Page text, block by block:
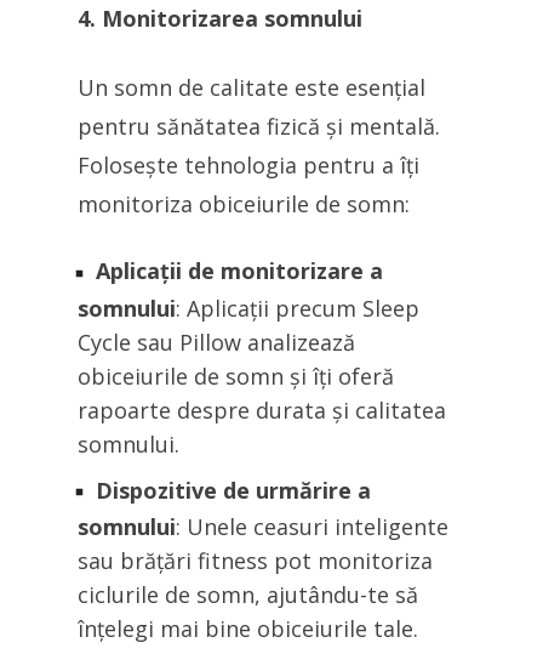
4. Monitorizarea somnului
Un somn de calitate este esențial
pentru sănătatea fizică și mentală.
Folosește tehnologia pentru a îți
monitoriza obiceiurile de somn:
Aplicații de monitorizare a
somnului: Aplicații precum Sleep
Cycle sau Pillow analizează
obiceiurile de somn și îți oferă
rapoarte despre durata și calitatea
somnului.
Dispozitive de urmărire a
somnului: Unele ceasuri inteligente
sau brățări fitness pot monitoriza
ciclurile de somn, ajutându-te să
înțelegi mai bine obiceiurile tale.